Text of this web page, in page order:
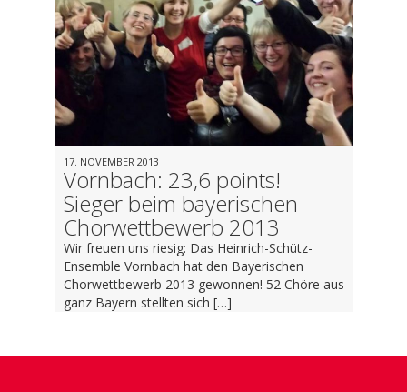
17. NOVEMBER 2013
Vornbach: 23,6 points!
Sieger beim bayerischen
Chorwettbewerb 2013
Wir freuen uns riesig: Das Heinrich-Schütz-
Ensemble Vornbach hat den Bayerischen
Chorwettbewerb 2013 gewonnen! 52 Chöre aus
ganz Bayern stellten sich […]